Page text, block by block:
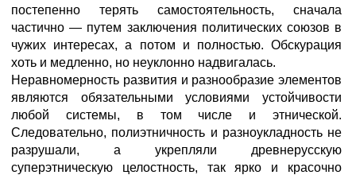
постепенно терять самостоятельность, сначала
частично — путем заключения политических союзов в
чужих интересах, а потом и полностью. Обскурация
хоть и медленно, но неуклонно надвигалась.
Неравномерность развития и разнообразие элементов
являются обязательными условиями устойчивости
любой системы, в том числе и этнической.
Следовательно, полиэтничность и разноукладность не
разрушали, а укрепляли древнерусскую
суперэтническую целостность, так ярко и красочно